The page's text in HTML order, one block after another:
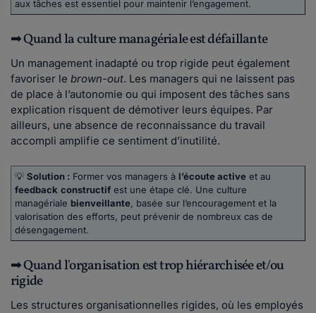
aux tâches est essentiel pour maintenir l’engagement.
➡ Quand la culture managériale est défaillante
Un management inadapté ou trop rigide peut également
favoriser le brown-out. Les managers qui ne laissent pas
de place à l’autonomie ou qui imposent des tâches sans
explication risquent de démotiver leurs équipes. Par
ailleurs, une absence de reconnaissance du travail
accompli amplifie ce sentiment d’inutilité.
💡 Solution : Former vos managers à l’écoute active et au
feedback constructif est une étape clé. Une culture
managériale bienveillante, basée sur l’encouragement et la
valorisation des efforts, peut prévenir de nombreux cas de
désengagement.
➡ Quand l'organisation est trop hiérarchisée et/ou
rigide
Les structures organisationnelles rigides, où les employés